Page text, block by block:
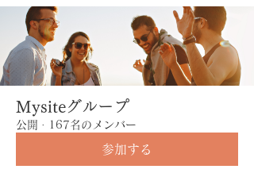
Mysiteグループ
公開 · 167名のメンバー
参加する